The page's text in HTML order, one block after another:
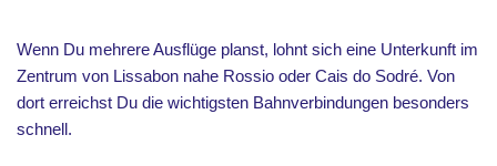
Wenn Du mehrere Ausflüge planst, lohnt sich eine Unterkunft im
Zentrum von Lissabon nahe Rossio oder Cais do Sodré. Von
dort erreichst Du die wichtigsten Bahnverbindungen besonders
schnell.